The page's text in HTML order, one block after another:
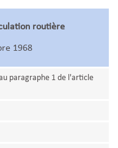
routière
1968
paragraphe 1 de l'article